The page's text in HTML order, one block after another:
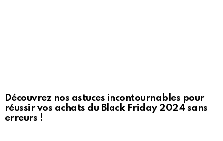
Découvrez nos astuces incontournables pour
réussir vos achats du Black Friday 2024 sans
erreurs !